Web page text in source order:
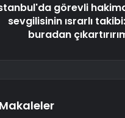
görevli
sevgilisinin ısrarlı
buradan